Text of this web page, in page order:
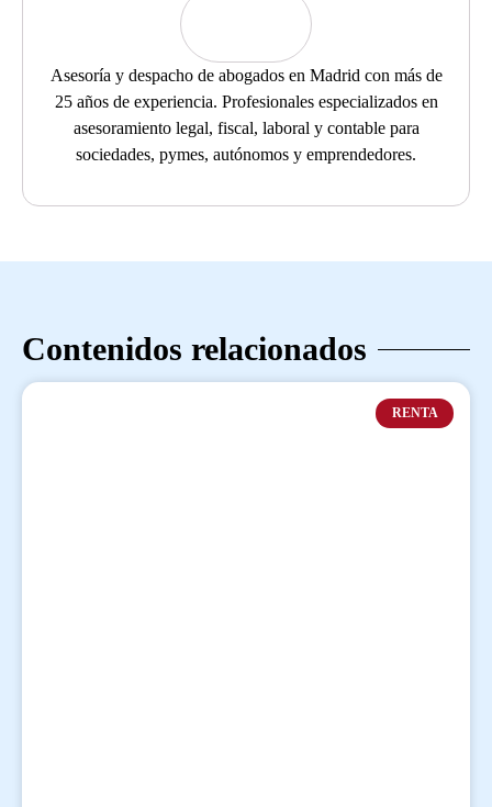
Asesoría y despacho de abogados en Madrid con más de
25 años de experiencia. Profesionales especializados en
asesoramiento legal, fiscal, laboral y contable para
sociedades, pymes, autónomos y emprendedores.
Contenidos relacionados
RENTA